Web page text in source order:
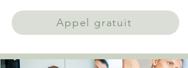
Appel gratuit